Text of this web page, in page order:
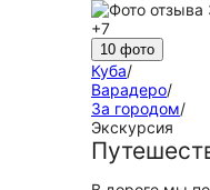
+7
10 фото
Куба/
Варадеро/
За городом/
Экскурсия